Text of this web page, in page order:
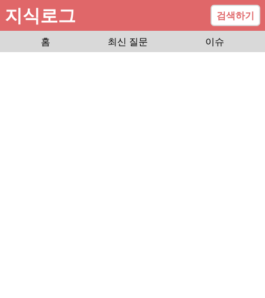
지식로그
검색하기
홈
최신 질문 이슈